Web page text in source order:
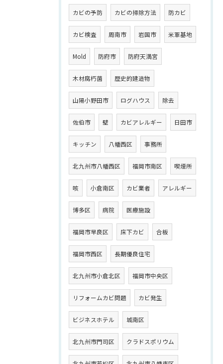
カビの予防 カビの掃除方法 防カビ
カビ検査 周南市 岩国市 米軍基地
Mold 防府市 防府天満宮
木材腐朽菌 歴史的建造物
山陽小野田市 ログハウス 除去
佐伯市 壁 カビアレルギー 日田市
キッチン 八幡西区 事務所
北九州市八幡西区 福岡市南区 喫煙所
咳 小倉南区 カビ業者 アレルギー
博多区 病院 医療施設
福岡市早良区 床下カビ 合板
福岡市西区 長期優良住宅
北九州市小倉北区 福岡市中央区
リフォームカビ問題 カビ発生
ビジネスホテル 城南区
北九州市門司区 クラドスポリウム